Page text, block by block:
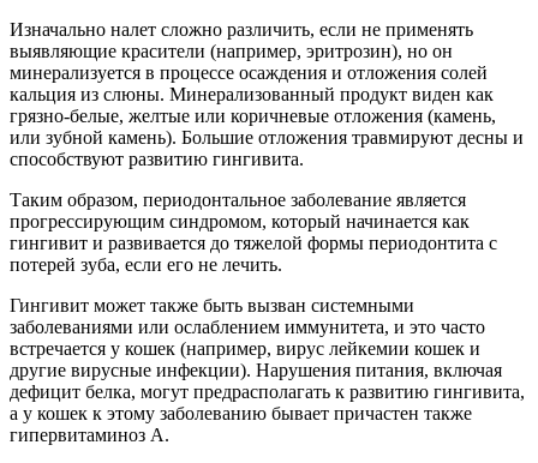
Изначально налет сложно различить, если не применять
выявляющие красители (например, эритрозин), но он
минерализуется в процессе осаждения и отложения солей
кальция из слюны. Минерализованный продукт виден как
грязно-белые, желтые или коричневые отложения (камень,
или зубной камень). Большие отложения травмируют десны и
способствуют развитию гингивита.
Таким образом, периодонтальное заболевание является
прогрессирующим синдромом, который начинается как
гингивит и развивается до тяжелой формы периодонтита с
потерей зуба, если его не лечить.
Гингивит может также быть вызван системными
заболеваниями или ослаблением иммунитета, и это часто
встречается у кошек (например, вирус лейкемии кошек и
другие вирусные инфекции). Нарушения питания, включая
дефицит белка, могут предрасполагать к развитию гингивита,
а у кошек к этому заболеванию бывает причастен также
гипервитаминоз А.